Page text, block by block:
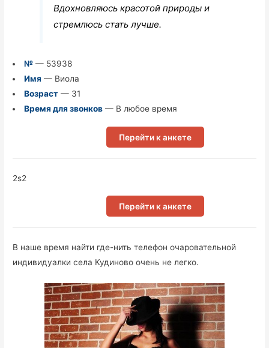
Вдохновляюсь красотой природы и
стремлюсь стать лучше.
№— 53938
Имя— Виола
Возраст— 31
Время для звонков— В любое время
Перейти к анкете
2s2
Перейти к анкете
В наше время найти где-нить телефон очаровательной
индивидуалки села Кудиново очень не легко.